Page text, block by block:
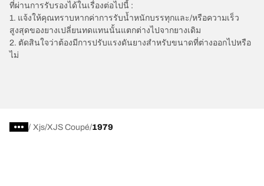
ที่ผ่านการรับรองได้ในเรื่องต่อไปนี้ :
1. แจ้งให้คุณทราบหากค่าการรับน้ำหนักบรรทุกและ/หรือความเร็ว
สูงสุดของยางเปลี่ยนทดแทนนั้นแตกต่างไปจากยางเดิม
2. ตัดสินใจว่าต้องมีการปรับแรงดันยางสำหรับขนาดที่ต่างออกไปหรือ
ไม่
/ Xjs XJS Coupé 1979